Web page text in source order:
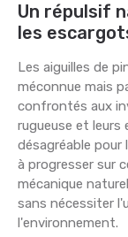
Un répulsif
les
Les aiguilles de
méconnue mais
confrontés aux
rugueuse et
désagréable
à progresser sur
mécanique
sans nécessiter
l'environnement.